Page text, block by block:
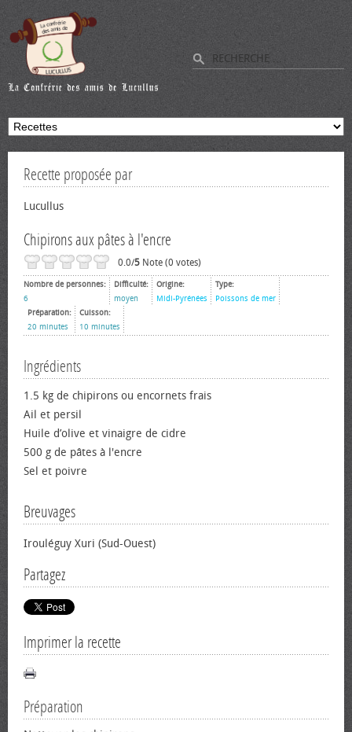
Recette proposée par
Lucullus
Chipirons aux pâtes à l'encre
0.0/5 Note (0 votes)
Nombre de personnes:
6
Difficulté:
moyen
Origine:
Midi-Pyrénées
Type:
Poissons de mer
Préparation:
20 minutes
Cuisson:
10 minutes
Ingrédients
1.5 kg de chipirons ou encornets frais
Ail et persil
Huile d’olive et vinaigre de cidre
500 g de pâtes à l'encre
Sel et poivre
Breuvages
Irouléguy Xuri (Sud-Ouest)
Partagez
Imprimer la recette
Préparation